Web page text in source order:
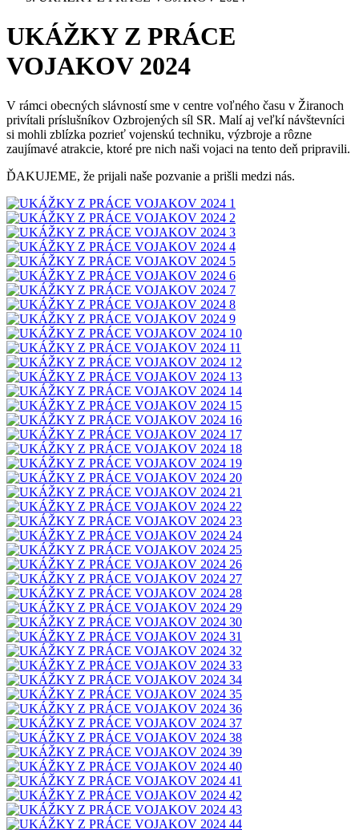
UKÁŽKY Z PRÁCE
VOJAKOV 2024
V rámci obecných slávností sme v centre voľného času v Žiranoch
privítali príslušníkov Ozbrojených síl SR. Malí aj veľkí návštevníci
si mohli zblízka pozrieť vojenskú techniku, výzbroje a rôzne
zaujímavé atrakcie, ktoré pre nich naši vojaci na tento deň pripravili.
ĎAKUJEME, že prijali naše pozvanie a prišli medzi nás.